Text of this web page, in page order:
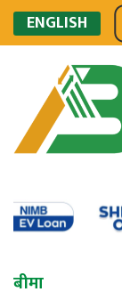
ENGLISH
बीमा